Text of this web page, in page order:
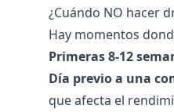
¿Cuándo NO hacer
Hay momentos
Primeras 8-12
Día previo a una
que afecta el